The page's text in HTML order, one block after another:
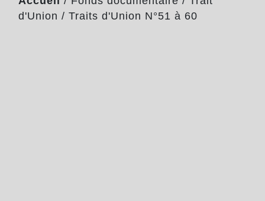
d'Union / Traits d'Union N°51 à 60